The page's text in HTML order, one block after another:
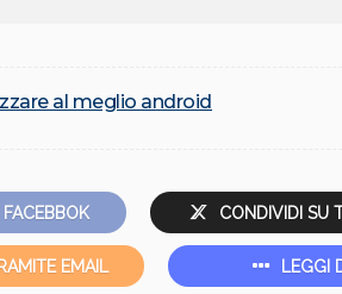
al meglio android
CONDIVIDI SU
EMAIL LEGGI